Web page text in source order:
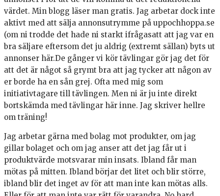
värdet. Min blogg läser man gratis. Jag arbetar dock inte
aktivt med att sälja annonsutrymme på uppochhoppa.se
(om ni trodde det hade ni starkt ifrågasatt att jag var en
bra säljare eftersom det ju aldrig (extremt sällan) byts ut
annonser här.De gånger vi kör tävlingar gör jag det för
att det är något så grymt bra att jag tycker att någon av
er borde ha en sån grej. Ofta med mig som
initiativtagare till tävlingen. Men ni är ju inte direkt
bortskämda med tävlingar här inne. Jag skriver hellre
om träning!
Jag arbetar gärna med bolag mot produkter, om jag
gillar bolaget och om jag anser att det jag får ut i
produktvärde motsvarar min insats. Ibland får man
mötas på mitten. Ibland börjar det litet och blir större,
ibland blir det inget av för att man inte kan mötas alls.